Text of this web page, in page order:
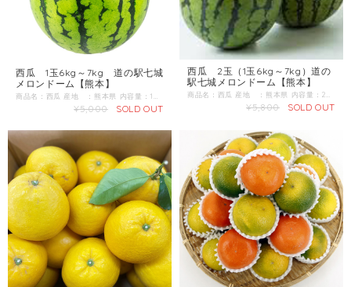
西瓜 1玉6kg～7kg 道の駅七城
メロンドーム【熊本】
¥5,000 SOLD OUT
西瓜 2玉（1玉6kg～7kg）道の
駅七城メロンドーム【熊本】
¥5,800 SOLD OUT